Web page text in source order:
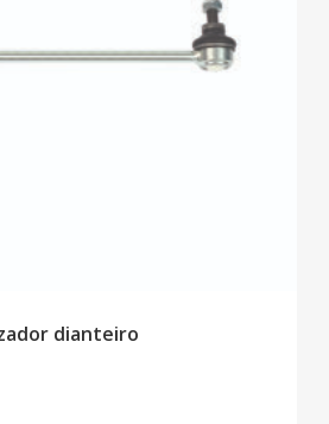
dianteiro